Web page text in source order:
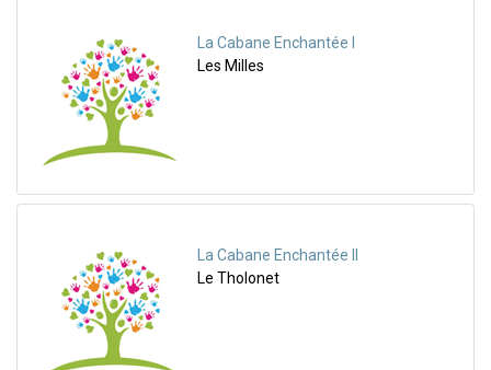
La Cabane Enchantée I
Les Milles
La Cabane Enchantée II
Le Tholonet